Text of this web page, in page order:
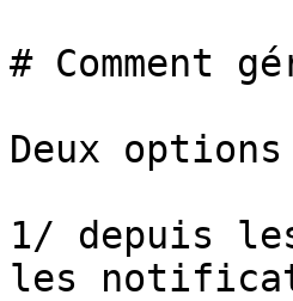
# Comment
Deux
1/ depuis
les